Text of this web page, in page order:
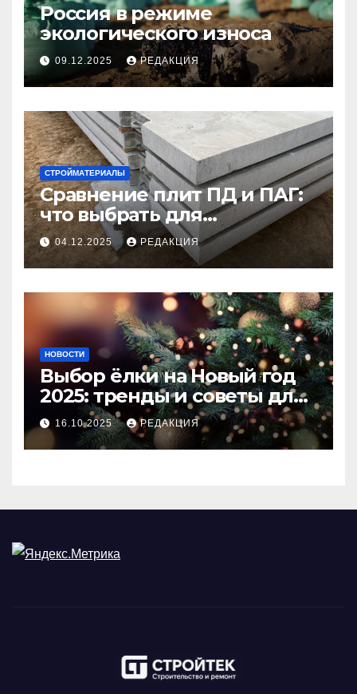
Россия в режиме
экологического износа
09.12.2025 РЕДАКЦИЯ
СТРОЙМАТЕРИАЛЫ
Сравнение плит ПД и ПАГ:
что выбрать для
долговечного и прочного
покрытия
04.12.2025 РЕДАКЦИЯ
НОВОСТИ
Выбор ёлки на Новый год
2025: тренды и советы для
идеального праздника
16.10.2025 РЕДАКЦИЯ